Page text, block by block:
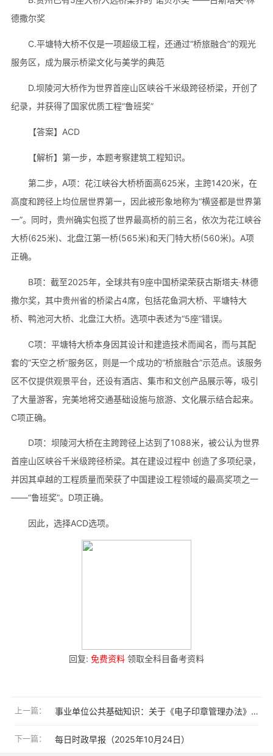
德撒尔奖
C.平塘特大桥不仅是一项超级工程，还通过“桥旅融合”的观光
服务区，成为展示桥梁文化与美学的典范
D.坝陵河大桥作为世界首座山区峡谷千米级跨径桥梁，开创了
纪录，并获得了国家优质工程“鲁班奖”
【答案】ACD
【解析】第一步，本题考察建筑工程知识。
第二步，A项：花江峡谷大桥桥面高625米，主跨1420米，在
高度和跨径上均位居世界第一，因此被形象地称为“横竖都是世界第
一”。同时，贵州确实包揽了世界最高桥的前三名，依次为花江峡谷
大桥(625米)、北盘江第一桥(565米)和天门特大桥(560米)。A项
正确。
B项：截至2025年，全球共有9座中国桥梁荣获古斯塔夫·林德
撒尔奖，其中贵州省的桥梁占4席，包括花鱼洞大桥、平塘特大
桥、鸭池河大桥、北盘江大桥。选项中表述为“5座”错误。
C项：平塘特大桥本身因其设计和建造技术而闻名，而与其配
套的“天空之桥”服务区，则是一个成功的“桥旅融合”示范点。该服务
区不仅提供观景平台，还设有酒店、集市和文创产品展示等，吸引
了大量游客，完美地将交通基础设施与旅游、文化展示结合起来。
C项正确。
D项：坝陵河大桥在主跨跨径上达到了1088米，被公认为世界
首座山区峡谷千米级跨径桥梁。其在建设过程中 创造了多项纪录，
并因其卓越的工程质量而荣获了中国建设工程领域的最高奖项之一
——“鲁班奖”。D项正确。
因此，选择ACD选项。
回复: 免费资料 领取全科目备考资料
上一篇： 事业单位公共基础知识：关于《电子印章管理办法》的考点理
下一篇： 每日时政早报（2025年10月24日）